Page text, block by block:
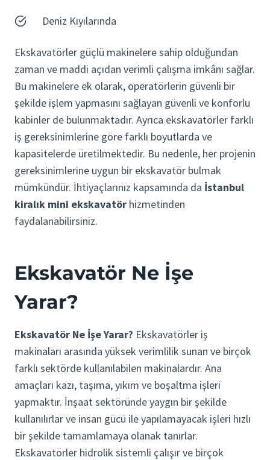
Deniz Kıyılarında
Ekskavatörler güçlü makinelere sahip olduğundan
zaman ve maddi açıdan verimli çalışma imkânı sağlar.
Bu makinelere ek olarak, operatörlerin güvenli bir
şekilde işlem yapmasını sağlayan güvenli ve konforlu
kabinler de bulunmaktadır. Ayrıca ekskavatörler farklı
iş gereksinimlerine göre farklı boyutlarda ve
kapasitelerde üretilmektedir. Bu nedenle, her projenin
gereksinimlerine uygun bir ekskavatör bulmak
mümkündür. İhtiyaçlarınız kapsamında da İstanbul
kiralık mini ekskavatör hizmetinden
faydalanabilirsiniz.
Ekskavatör Ne İşe
Yarar?
Ekskavatör Ne İşe Yarar? Ekskavatörler iş
makinaları arasında yüksek verimlilik sunan ve birçok
farklı sektörde kullanılabilen makinalardır. Ana
amaçları kazı, taşıma, yıkım ve boşaltma işleri
yapmaktır. İnşaat sektöründe yaygın bir şekilde
kullanılırlar ve insan gücü ile yapılamayacak işleri hızlı
bir şekilde tamamlamaya olanak tanırlar.
Ekskavatörler hidrolik sistemli çalışır ve birçok